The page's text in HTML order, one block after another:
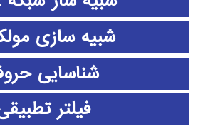
شبیه سازی
شناسایی
فیلتر